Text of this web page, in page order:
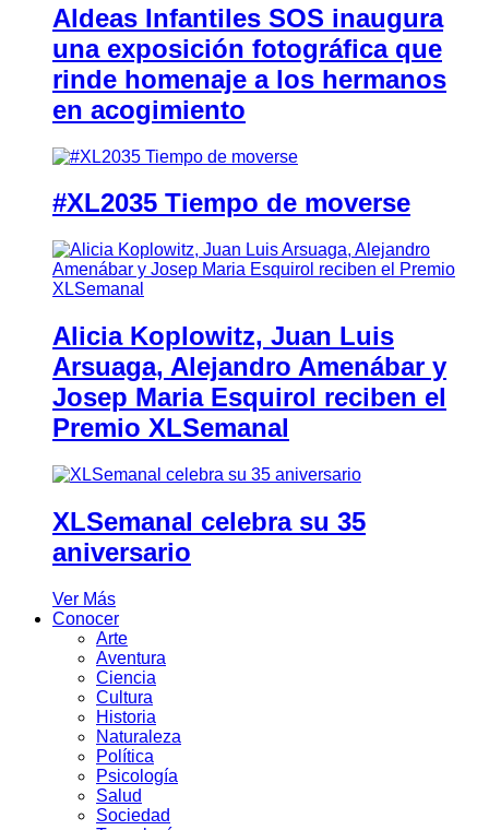
Aldeas Infantiles SOS inaugura
una exposición fotográfica que
rinde homenaje a los hermanos
en acogimiento
#XL2035 Tiempo de moverse
Alicia Koplowitz, Juan Luis
Arsuaga, Alejandro Amenábar y
Josep Maria Esquirol reciben el
Premio XLSemanal
XLSemanal celebra su 35
aniversario
Ver Más
Conocer
Arte
Aventura
Ciencia
Cultura
Historia
Naturaleza
Política
Psicología
Salud
Sociedad